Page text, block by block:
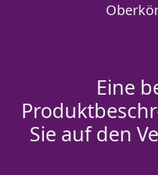
Eine
Sie auf den